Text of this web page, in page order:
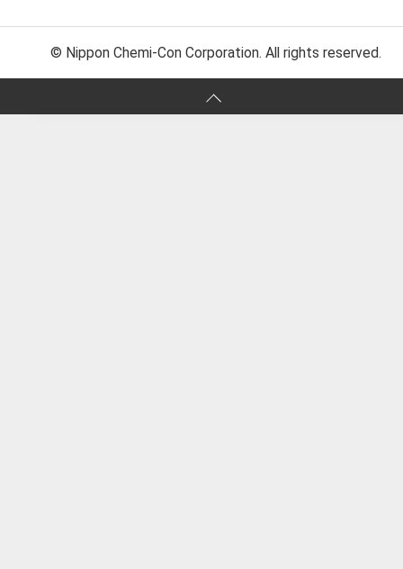
© Nippon Chemi-Con Corporation. All rights reserved.